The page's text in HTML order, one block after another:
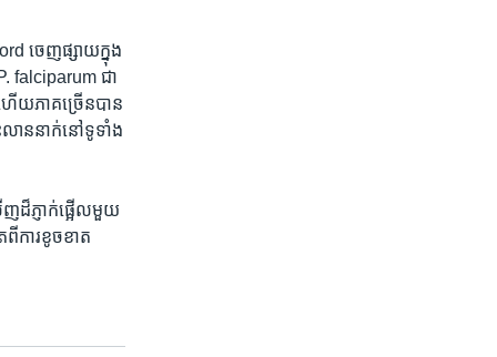
ចេញផ្សាយ​ក្នុង​
falciparum​ ជា​
យ​ភាគច្រើន​បាន​
ះ​លាន​នាក់​នៅ​ទូទាំង​
ដ៏​ភ្ញាក់​ផ្អើល​មួយ​
ពី​ការ​ខូចខាត​